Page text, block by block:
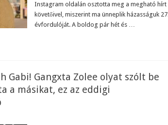
Instagram oldalán osztotta meg a megható hírt
követőivel, miszerint ma ünneplik házasságuk
évfordulóját. A boldog pár hét és …
Gabi! Gangxta Zolee olyat szólt be
a másikat, ez az eddigi